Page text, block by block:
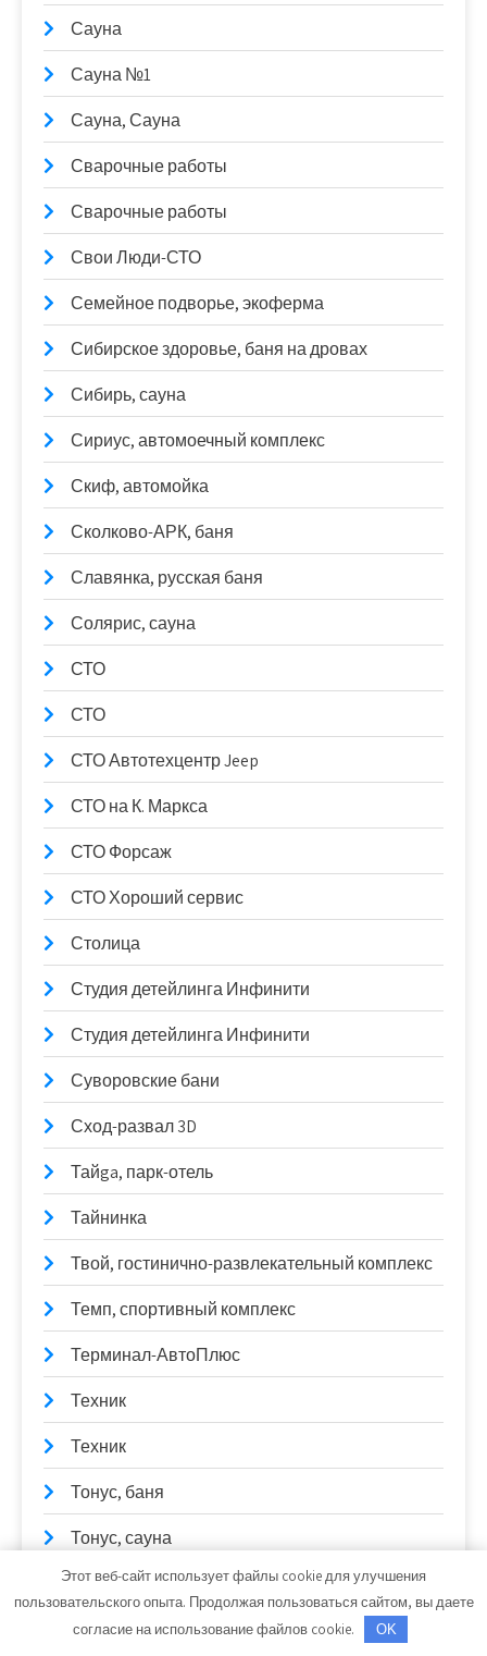
Сауна
Сауна №1
Сауна, Сауна
Сварочные работы
Сварочные работы
Свои Люди-СТО
Семейное подворье, экоферма
Сибирское здоровье, баня на дровах
Сибирь, сауна
Сириус, автомоечный комплекс
Скиф, автомойка
Сколково-АРК, баня
Славянка, русская баня
Солярис, сауна
СТО
СТО
СТО Автотехцентр Jeep
СТО на К. Маркса
СТО Форсаж
СТО Хороший сервис
Столица
Студия детейлинга Инфинити
Студия детейлинга Инфинити
Суворовские бани
Сход-развал 3D
Тайga, парк-отель
Тайнинка
Твой, гостинично-развлекательный комплекс
Темп, спортивный комплекс
Терминал-АвтоПлюс
Техник
Техник
Тонус, баня
Тонус, сауна
Торговая фирма, ИП Васильев Е.П.
Точка ремонта
Этот веб-сайт использует файлы cookie для улучшения
пользовательского опыта. Продолжая пользоваться сайтом, вы даете
согласие на использование файлов cookie.
OK